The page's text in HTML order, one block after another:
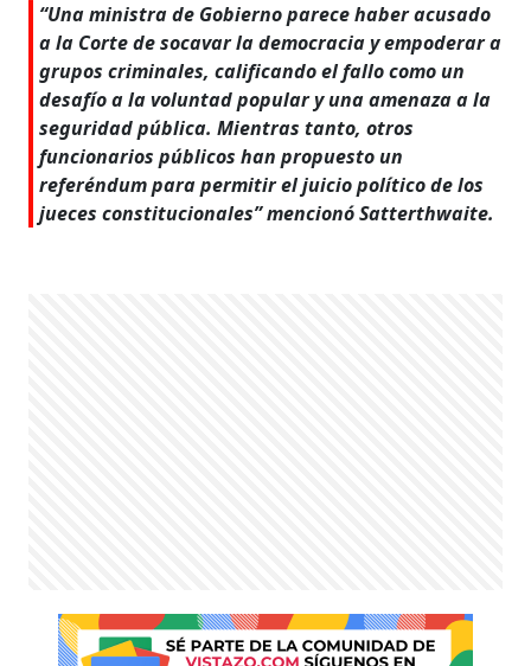
“Una ministra de Gobierno parece haber acusado
a la Corte de socavar la democracia y empoderar a
grupos criminales, calificando el fallo como un
desafío a la voluntad popular y una amenaza a la
seguridad pública. Mientras tanto, otros
funcionarios públicos han propuesto un
referéndum para permitir el juicio político de los
jueces constitucionales” mencionó Satterthwaite.